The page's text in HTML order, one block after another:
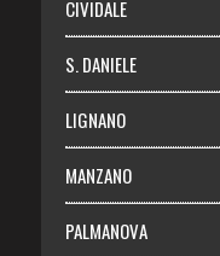
CIVIDALE
S. DANIELE
LIGNANO
MANZANO
PALMANOVA